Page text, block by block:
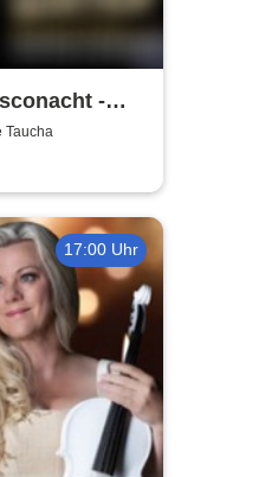
-
Taucha
17:00 Uhr